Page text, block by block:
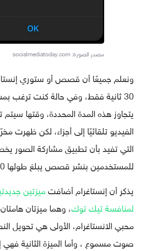
مصدر الصورة: socialmediatoday.com
ونعلم جميعًا أن قصص أو ستوري
30 ثانية فقط، وفي حالة كنت ترغب
يتجاوز هذه المدة المحددة، وقتها
الفيديو تلقائيًا إلى أجزاء، لكن ظهرت
التي تفيد بأن تطبيق مشاركة الصور
للمستخدمين بنشر قصص يبلغ طولها 60 ثانية.
يذكر أن إنستاغرام أضافتميزتين
لمنافسة تيك توك، وهما ميزتان
محبي الانستاغرام، الأولى هي تحويل
صوت مسموع ، وأما الميزة الثانية فهي